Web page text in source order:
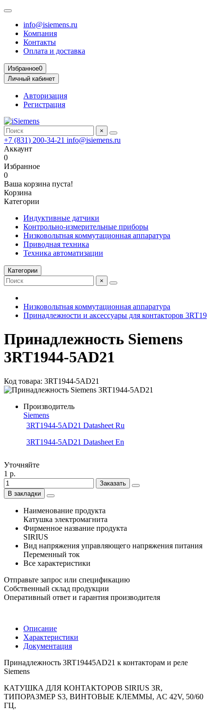
info@isiemens.ru
Компания
Контакты
Оплата и доставка
Избранное0
Личный кабинет
Авторизация
Регистрация
×
+7 (831) 200-34-21 info@isiemens.ru
Аккаунт
0
Избранное
0
Ваша корзина пуста!
Корзина
Категории
Индуктивные датчики
Контрольно-измерительные приборы
Низковольтная коммутационная аппаратура
Приводная техника
Техника автоматизации
Категории
×
Низковольтная коммутационная аппаратура
Принадлежности и аксессуары для контакторов 3RT19
Принадлежность Siemens
3RT1944-5AD21
Код товара: 3RT1944-5AD21
Производитель
Siemens
3RT1944-5AD21 Datasheet Ru
3RT1944-5AD21 Datasheet En
Уточняйте
1 р.
Заказать
В закладки
Наименование продукта
Катушка электромагнита
Фирменное название продукта
SIRIUS
Вид напряжения управляющего напряжения питания
Переменный ток
Все характеристики
Отправьте запрос или спецификацию
Собственный склад продукции
Оперативный ответ и гарантия производителя
Описание
Характеристики
Документация
Принадлежность 3RT19445AD21 к контакторам и реле
Siemens
КАТУШКА ДЛЯ КОНТАКТОРОВ SIRIUS 3R,
ТИПОРАЗМЕР S3, ВИНТОВЫЕ КЛЕММЫ, AC 42V, 50/60
ГЦ,